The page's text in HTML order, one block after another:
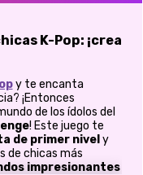
K-Pop: ¡crea
y te encanta
¡Entonces
de los ídolos del
! Este juego te
de primer nivel y
de chicas más
impresionantes